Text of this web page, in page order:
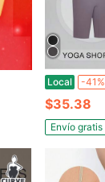
Local -41%
$35.38
Envío gratis